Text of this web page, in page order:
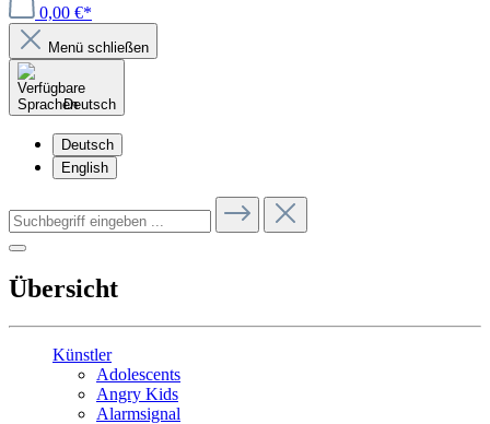
0,00 €*
Menü schließen
Deutsch
Deutsch
English
Übersicht
Künstler
Adolescents
Angry Kids
Alarmsignal